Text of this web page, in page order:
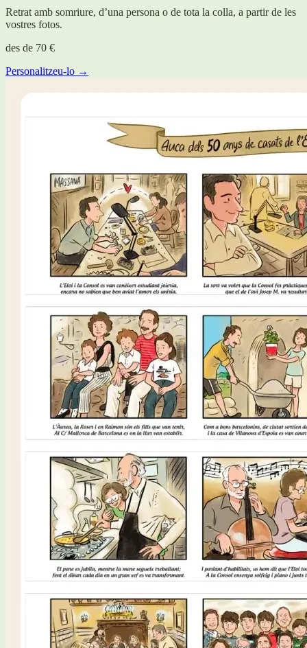
Retrat amb somriure, d’una persona o de tota la colla, a partir de les
vostres fotos.
des de 70 €
Personalitzeu-lo →